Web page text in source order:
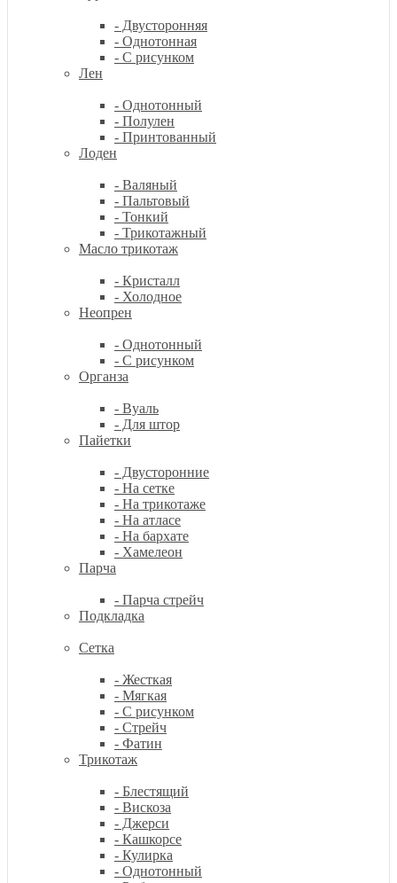
- Двусторонняя
- Однотонная
- С рисунком
Лен
- Однотонный
- Полулен
- Принтованный
Лоден
- Валяный
- Пальтовый
- Тонкий
- Трикотажный
Масло трикотаж
- Кристалл
- Холодное
Неопрен
- Однотонный
- С рисунком
Органза
- Вуаль
- Для штор
Пайетки
- Двусторонние
- На сетке
- На трикотаже
- На атласе
- На бархате
- Хамелеон
Парча
- Парча стрейч
Подкладка
Сетка
- Жесткая
- Мягкая
- С рисунком
- Стрейч
- Фатин
Трикотаж
- Блестящий
- Вискоза
- Джерси
- Кашкорсе
- Кулирка
- Однотонный